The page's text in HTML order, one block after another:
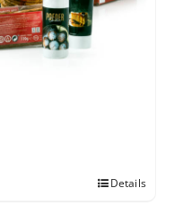
Details